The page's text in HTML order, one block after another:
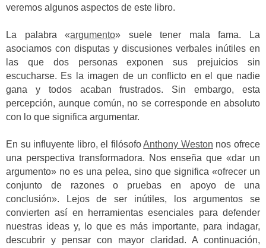
veremos algunos aspectos de este libro.
La palabra «argumento» suele tener mala fama. La
asociamos con disputas y discusiones verbales inútiles en
las que dos personas exponen sus prejuicios sin
escucharse. Es la imagen de un conflicto en el que nadie
gana y todos acaban frustrados. Sin embargo, esta
percepción, aunque común, no se corresponde en absoluto
con lo que significa argumentar.
En su influyente libro, el filósofoAnthony Weston nos ofrece
una perspectiva transformadora. Nos enseña que «dar un
argumento» no es una pelea, sino que significa «ofrecer un
conjunto de razones o pruebas en apoyo de una
conclusión». Lejos de ser inútiles, los argumentos se
convierten así en herramientas esenciales para defender
nuestras ideas y, lo que es más importante, para indagar,
descubrir y pensar con mayor claridad. A continuación,